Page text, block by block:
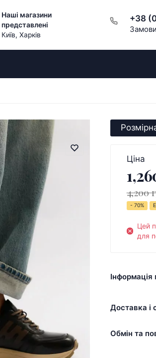
Наші магазини
представлені
Київ, Харків
+38
Ціна
4,200
- 70%
Цей
для
Інформація
Доставка і
Обмін та